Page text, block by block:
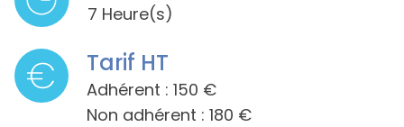
7 Heure(s)
Tarif HT
Adhérent : 150 €
Non adhérent : 180 €